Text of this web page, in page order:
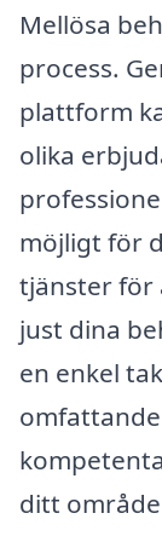
Mellösa
process.
plattform
olika
möjligt för
tjänster för
just dina
en enkel
ditt